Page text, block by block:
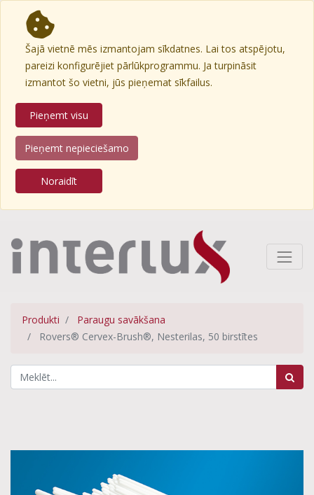
Šajā vietnē mēs izmantojam sīkdatnes. Lai tos atspējotu,
pareizi konfigurējiet pārlūkprogrammu. Ja turpināsit
izmantot šo vietni, jūs pieņemat sīkfailus.
Pieņemt visu
Pieņemt nepieciešamo
Noraidīt
Produkti
Paraugu savākšana
Rovers® Cervex-Brush®, Nesterilas, 50 birstītes